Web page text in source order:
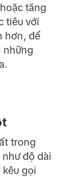
tăng
tiêu với
hơn, để
những
trong
độ dài
kêu gọi